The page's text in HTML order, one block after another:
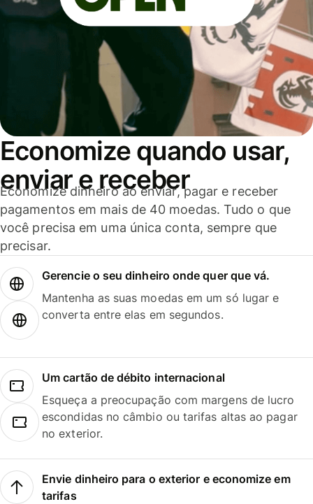
Economize quando usar,
enviar e receber
Economize dinheiro ao enviar, pagar e receber
pagamentos em mais de 40 moedas. Tudo o que
você precisa em uma única conta, sempre que
precisar.
Gerencie o seu dinheiro onde quer que vá.
Mantenha as suas moedas em um só lugar e
converta entre elas em segundos.
Um cartão de débito internacional
Esqueça a preocupação com margens de lucro
escondidas no câmbio ou tarifas altas ao pagar
no exterior.
Envie dinheiro para o exterior e economize em
tarifas